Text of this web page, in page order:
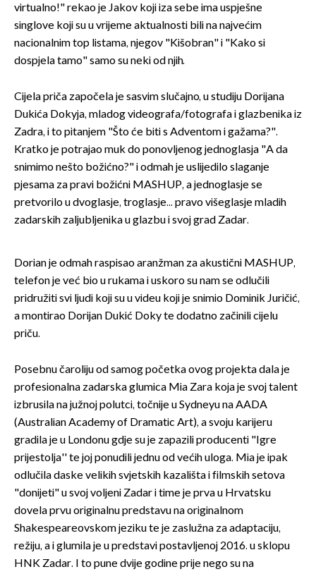
virtualno!" rekao je Jakov koji iza sebe ima uspješne
singlove koji su u vrijeme aktualnosti bili na najvećim
nacionalnim top listama, njegov "Kišobran" i "Kako si
dospjela tamo" samo su neki od njih.
Cijela priča započela je sasvim slučajno, u studiju Dorijana
Dukića Dokyja, mladog videografa/fotografa i glazbenika iz
Zadra, i to pitanjem "Što će biti s Adventom i gažama?".
Kratko je potrajao muk do ponovljenog jednoglasja "A da
snimimo nešto božićno?" i odmah je uslijedilo slaganje
pjesama za pravi božićni MASHUP, a jednoglasje se
pretvorilo u dvoglasje, troglasje... pravo višeglasje mladih
zadarskih zaljubljenika u glazbu i svoj grad Zadar.
Dorian je odmah raspisao aranžman za akustični MASHUP,
telefon je već bio u rukama i uskoro su nam se odlučili
pridružiti svi ljudi koji su u videu koji je snimio Dominik Juričić,
a montirao Dorijan Dukić Doky te dodatno začinili cijelu
priču.
Posebnu čaroliju od samog početka ovog projekta dala je
profesionalna zadarska glumica Mia Zara koja je svoj talent
izbrusila na južnoj polutci, točnije u Sydneyu na AADA
(Australian Academy of Dramatic Art), a svoju karijeru
gradila je u Londonu gdje su je zapazili producenti "Igre
prijestolja'' te joj ponudili jednu od većih uloga. Mia je ipak
odlučila daske velikih svjetskih kazališta i filmskih setova
"donijeti" u svoj voljeni Zadar i time je prva u Hrvatsku
dovela prvu originalnu predstavu na originalnom
Shakespeareovskom jeziku te je zaslužna za adaptaciju,
režiju, a i glumila je u predstavi postavljenoj 2016. u sklopu
HNK Zadar. I to pune dvije godine prije nego su na